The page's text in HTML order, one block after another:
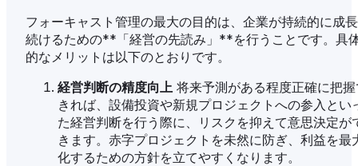
フォーキャスト管理の最大の目的は、企業が持続的に成
続けるための**「経営の先読み」**を行うことです。具
的なメリットは以下のとおりです。
経営判断の精度向上 将来予測がある程度正確に把
きれば、設備投資や新規プロジェクトへの参入とい
た経営判断を行う際に、リスクを抑えて意思決定が
きます。赤字プロジェクトを未然に防ぎ、利益を最
化するための方針を立てやすくなります。